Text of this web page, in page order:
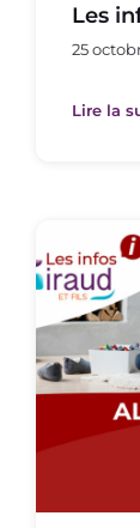
Les
25
Lire la